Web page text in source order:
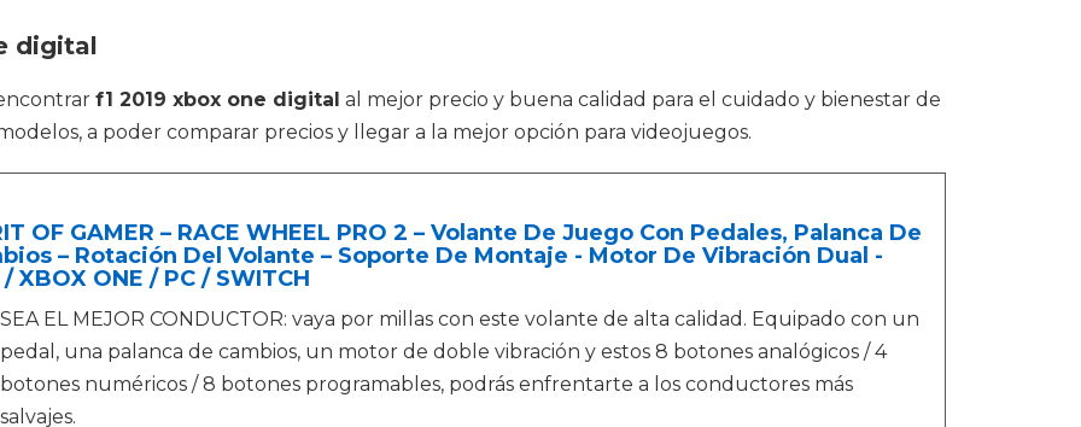
digital
f1 2019 xbox one digital al mejor precio y buena calidad para el cuidado y bienestar de
a poder comparar precios y llegar a la mejor opción para videojuegos.
OF GAMER – RACE WHEEL PRO 2 – Volante De Juego Con Pedales, Palanca De
– Rotación Del Volante – Soporte De Montaje - Motor De Vibración Dual -
XBOX ONE / PC / SWITCH
SEA EL MEJOR CONDUCTOR: vaya por millas con este volante de alta calidad. Equipado con un
pedal, una palanca de cambios, un motor de doble vibración y estos 8 botones analógicos / 4
botones numéricos / 8 botones programables, podrás enfrentarte a los conductores más
salvajes.